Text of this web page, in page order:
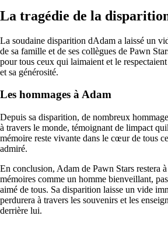
La tragédie de la
La soudaine disparition dAdam a laissé un
de sa famille et de ses collègues de Pawn
pour tous ceux qui laimaient et le
et sa générosité.
Les hommages à Adam
Depuis sa disparition, de nombreux
à travers le monde, témoignant de limpact
mémoire reste vivante dans le cœur de tous
admiré.
En conclusion, Adam de Pawn Stars restera
mémoires comme un homme bienveillant,
aimé de tous. Sa disparition laisse un vide
perdurera à travers les souvenirs et les
derrière lui.